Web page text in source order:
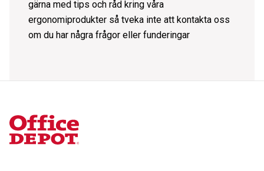
gärna med tips och råd kring våra
ergonomiprodukter så tveka inte att kontakta oss
om du har några frågor eller funderingar